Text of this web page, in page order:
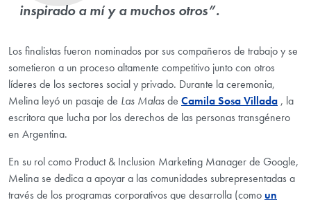
inspirado a mí y a muchos otros”.
Los finalistas fueron nominados por sus compañeros de trabajo y se
sometieron a un proceso altamente competitivo junto con otros
líderes de los sectores social y privado. Durante la ceremonia,
Melina leyó un pasaje de Las Malasde Camila Sosa Villada , la
escritora que lucha por los derechos de las personas transgénero
en Argentina.
En su rol como Product & Inclusion Marketing Manager de Google,
Melina se dedica a apoyar a las comunidades subrepresentadas a
través de los programas corporativos que desarrolla (como un